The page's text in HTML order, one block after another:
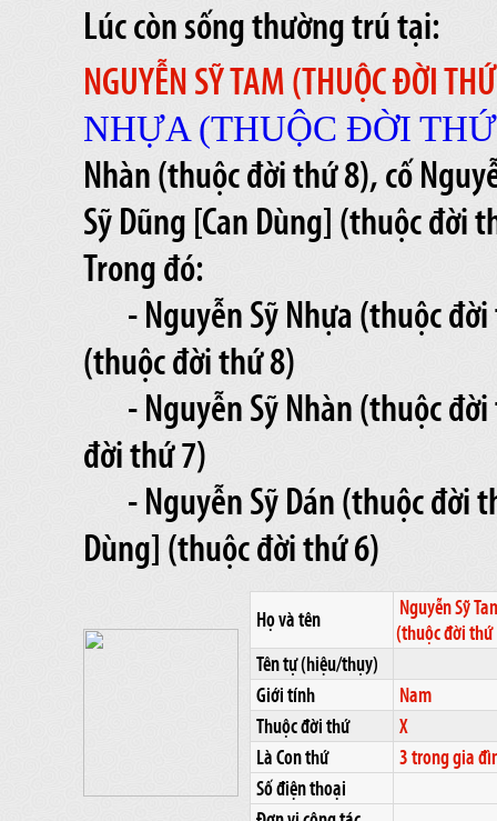
Lúc còn sống thường trú tại:
NGUYỄN SỸ TAM (THUỘC ĐỜI
NHỰA (THUỘC ĐỜI
Nhàn (thuộc đời thứ 8), cố
Sỹ Dũng [Can Dùng] (thuộc đời
Trong đó:
- Nguyễn Sỹ Nhựa (thuộc
(thuộc đời thứ 8)
- Nguyễn Sỹ Nhàn (thuộc
đời thứ 7)
- Nguyễn Sỹ Dán (thuộc đời
Dùng] (thuộc đời thứ 6)
Họ và tên
Nguyễn Sỹ
(thuộc đời thứ
Tên tự (hiệu/thụy)
Giới tính
Nam
Thuộc đời thứ
X
Là Con thứ
3 trong gia
Số điện thoại